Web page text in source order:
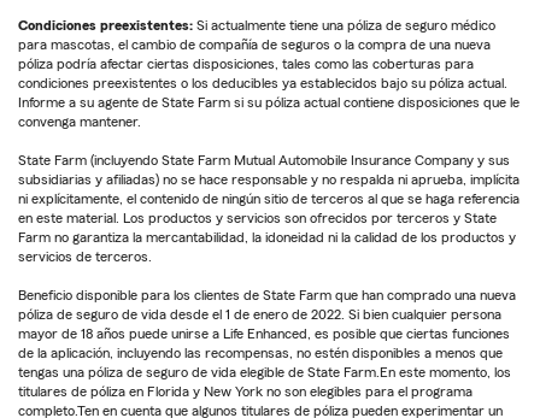
Condiciones preexistentes: Si actualmente tiene una póliza de seguro médico
para mascotas, el cambio de compañía de seguros o la compra de una nueva
póliza podría afectar ciertas disposiciones, tales como las coberturas para
condiciones preexistentes o los deducibles ya establecidos bajo su póliza actual.
Informe a su agente de State Farm si su póliza actual contiene disposiciones que le
convenga mantener.
State Farm (incluyendo State Farm Mutual Automobile Insurance Company y sus
subsidiarias y afiliadas) no se hace responsable y no respalda ni aprueba, implícita
ni explícitamente, el contenido de ningún sitio de terceros al que se haga referencia
en este material. Los productos y servicios son ofrecidos por terceros y State
Farm no garantiza la mercantabilidad, la idoneidad ni la calidad de los productos y
servicios de terceros.
Beneficio disponible para los clientes de State Farm que han comprado una nueva
póliza de seguro de vida desde el 1 de enero de 2022. Si bien cualquier persona
mayor de 18 años puede unirse a Life Enhanced, es posible que ciertas funciones
de la aplicación, incluyendo las recompensas, no estén disponibles a menos que
tengas una póliza de seguro de vida elegible de State Farm.En este momento, los
titulares de póliza en Florida y New York no son elegibles para el programa
completo.Ten en cuenta que algunos titulares de póliza pueden experimentar un